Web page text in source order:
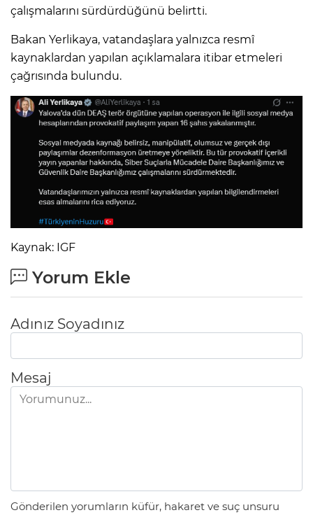
çalışmalarını sürdürdüğünü belirtti.
Bakan Yerlikaya, vatandaşlara yalnızca resmî
kaynaklardan yapılan açıklamalara itibar etmeleri
çağrısında bulundu.
Kaynak: IGF
Yorum Ekle
Adınız Soyadınız
Mesaj
Gönderilen yorumların küfür, hakaret ve suç unsuru